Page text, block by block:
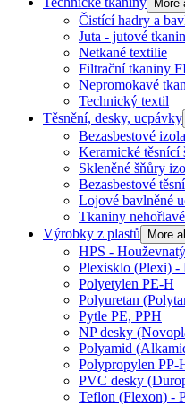
More
Čistící hadry a
Juta - jutové
Netkané textilie
Filtrační tkaniny
Nepromokavé
Technický textil
Těsnění, desky, ucpávky
Bezasbestové
Keramické těsnící
Skleněné šňůry
Bezasbestové
Lojové bavlněné
Tkaniny
Výrobky z plastů
More
HPS -
Plexisklo (Plexi)
Polyetylen PE-H
Polyuretan
Pytle PE, PPH
NP desky
Polyamid
Polypropylen PP-
PVC desky
Teflon (Flexon) -